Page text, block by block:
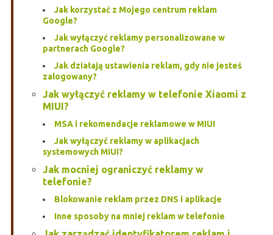
Jak korzystać z Mojego centrum reklam
Google?
Jak wyłączyć reklamy personalizowane w
partnerach Google?
Jak działają ustawienia reklam, gdy nie jesteś
zalogowany?
Jak wyłączyć reklamy w telefonie Xiaomi z
MIUI?
MSA i rekomendacje reklamowe w MIUI
Jak wyłączyć reklamy w aplikacjach
systemowych MIUI?
Jak mocniej ograniczyć reklamy w
telefonie?
Blokowanie reklam przez DNS i aplikacje
Inne sposoby na mniej reklam w telefonie